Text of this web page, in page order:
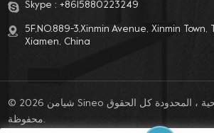
على
من
Skype : +8615880223249
5F,NO.889-3,Xinmin Avenue, Xinmin Town,
Xiamen, China
© 2026 شيامن Sineo شركة التكنولوجيا الصحية ، المحدودة كل الحقوق
محفوظة.